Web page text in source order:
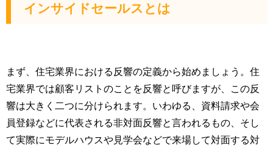
インサイドセールスとは
まず、住宅業界における反響の定義から始めましょう。住
宅業界では顧客リストのことを反響と呼びますが、この反
響は大きく二つに分けられます。いわゆる、資料請求や会
員登録などに代表される非対面反響と言われるもの、そし
て実際にモデルハウスや見学会などで来場して対面する対